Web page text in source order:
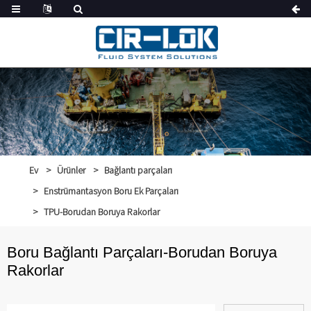
Ev Ürünler
Bağlantı parçaları
Enstrümantasyon Boru Ek Parçaları
TPU-Borudan Boruya Rakorlar
Boru Bağlantı Parçaları-Borudan Boruya
Rakorlar